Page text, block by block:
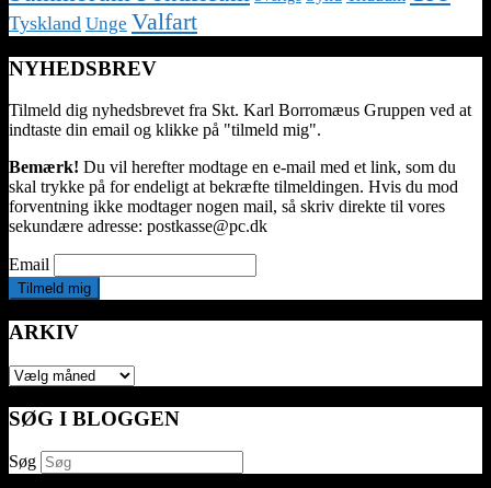
Tyskland Unge Valfart
NYHEDSBREV
Tilmeld dig nyhedsbrevet fra Skt. Karl Borromæus Gruppen ved at
indtaste din email og klikke på "tilmeld mig".
Bemærk! Du vil herefter modtage en e-mail med et link, som du
skal trykke på for endeligt at bekræfte tilmeldingen. Hvis du mod
forventning ikke modtager nogen mail, så skriv direkte til vores
sekundære adresse: postkasse@pc.dk
Email
ARKIV
ARKIV
SØG I BLOGGEN
Søg